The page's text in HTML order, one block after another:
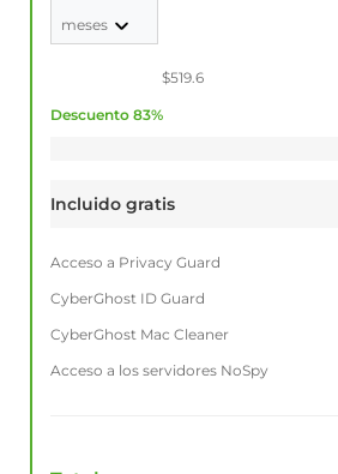
meses
$519.6
Descuento 83%
Incluido gratis
Acceso a Privacy Guard
CyberGhost ID Guard
CyberGhost Mac Cleaner
Acceso a los servidores NoSpy